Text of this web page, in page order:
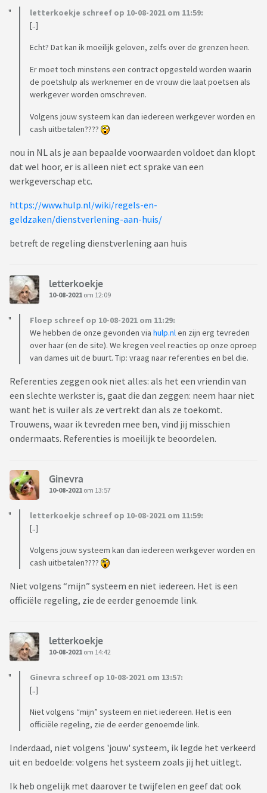
letterkoekje schreef op 10-08-2021 om 11:59:
[..]
Echt? Dat kan ik moeilijk geloven, zelfs over de grenzen heen.
Er moet toch minstens een contract opgesteld worden waarin
de poetshulp als werknemer en de vrouw die laat poetsen als
werkgever worden omschreven.
Volgens jouw systeem kan dan iedereen werkgever worden en
cash uitbetalen????
nou in NL als je aan bepaalde voorwaarden voldoet dan klopt
dat wel hoor, er is alleen niet ect sprake van een
werkgeverschap etc.
https://www.hulp.nl/wiki/regels-en-
geldzaken/dienstverlening-aan-huis/
betreft de regeling dienstverlening aan huis
letterkoekje
10-08-2021 om 12:09
Floep schreef op 10-08-2021 om 11:29:
We hebben de onze gevonden via hulp.nlen zijn erg tevreden
over haar (en de site). We kregen veel reacties op onze oproep
van dames uit de buurt. Tip: vraag naar referenties en bel die.
Referenties zeggen ook niet alles: als het een vriendin van
een slechte werkster is, gaat die dan zeggen: neem haar niet
want het is vuiler als ze vertrekt dan als ze toekomt.
Trouwens, waar ik tevreden mee ben, vind jij misschien
ondermaats. Referenties is moeilijk te beoordelen.
Ginevra
10-08-2021 om 13:57
letterkoekje schreef op 10-08-2021 om 11:59:
[..]
Volgens jouw systeem kan dan iedereen werkgever worden en
cash uitbetalen????
Niet volgens “mijn” systeem en niet iedereen. Het is een
officiële regeling, zie de eerder genoemde link.
letterkoekje
10-08-2021 om 14:42
Ginevra schreef op 10-08-2021 om 13:57:
[..]
Niet volgens “mijn” systeem en niet iedereen. Het is een
officiële regeling, zie de eerder genoemde link.
Inderdaad, niet volgens 'jouw' systeem, ik legde het verkeerd
uit en bedoelde: volgens het systeem zoals jij het uitlegt.
Ik heb ongelijk met daarover te twijfelen en geef dat ook